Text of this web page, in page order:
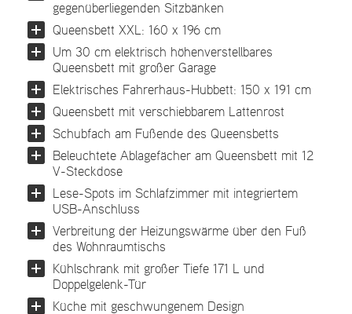
gegenüberliegenden Sitzbänken
Queensbett XXL: 160 x 196 cm
Um 30 cm elektrisch höhenverstellbares
Queensbett mit großer Garage
Elektrisches Fahrerhaus-Hubbett: 150 x 191 cm
Queensbett mit verschiebbarem Lattenrost
Schubfach am Fußende des Queensbetts
Beleuchtete Ablagefächer am Queensbett mit 12
V-Steckdose
Lese-Spots im Schlafzimmer mit integriertem
USB-Anschluss
Verbreitung der Heizungswärme über den Fuß
des Wohnraumtischs
Kühlschrank mit großer Tiefe 171 L und
Doppelgelenk-Tür
Küche mit geschwungenem Design